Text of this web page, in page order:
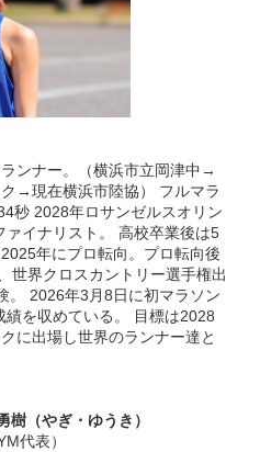
ンナー。（横浜市立岡津中→
→現在横浜市陸協） フルマラ
秒 2028年ロサンゼルスオリン
ァイナリスト。 高校卒業後は5
年にプロ転向。プロ転向後
世界クロスカントリー選手権出
。 2026年3月8日に初マラソン
を収めている。 目標は2028
に出場し世界のランナー達と
（やぎ・ゆうき）
代表）